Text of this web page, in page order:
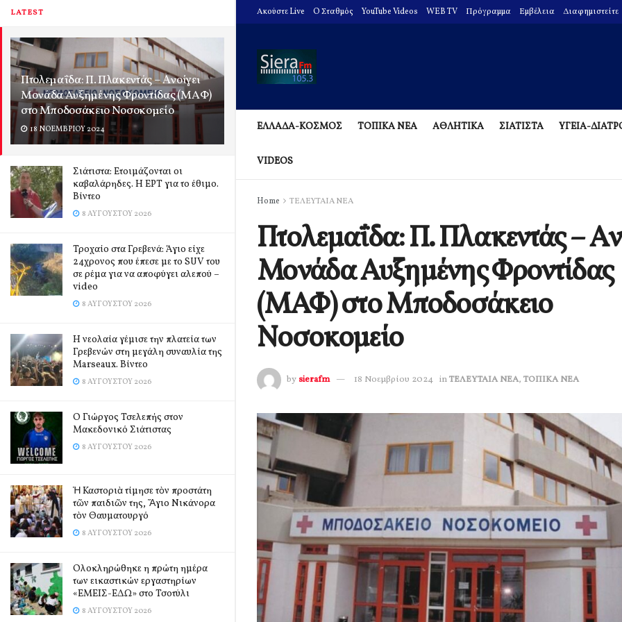
LATEST
Πτολεμαΐδα: Π. Πλακεντάς – Aνοίγει
Μονάδα Αυξημένης Φροντίδας (ΜΑΦ)
στο Μποδοσάκειο Νοσοκομείο
18 ΝΟΕΜΒΡΊΟΥ 2024
Σιάτιστα: Ετοιμάζονται οι
καβαλάρηδες. Η ΕΡΤ για το έθιμο.
Βίντεο
8 ΑΥΓΟΎΣΤΟΥ 2026
Τροχαίο στα Γρεβενά: Άγιο είχε
24χρονος που έπεσε με το SUV του
σε ρέμα για να αποφύγει αλεπού –
video
8 ΑΥΓΟΎΣΤΟΥ 2026
Η νεολαία γέμισε την πλατεία των
Γρεβενών στη μεγάλη συναυλία της
Marseaux. Βίντεο
8 ΑΥΓΟΎΣΤΟΥ 2026
Ο Γιώργος Τσελεπής στον
Μακεδονικό Σιάτιστας
8 ΑΥΓΟΎΣΤΟΥ 2026
Ἡ Καστοριὰ τίμησε τὸν προστάτη
τῶν παιδιῶν της, Ἅγιο Νικάνορα
τὸν Θαυματουργό
8 ΑΥΓΟΎΣΤΟΥ 2026
Ολοκληρώθηκε η πρώτη ημέρα
των εικαστικών εργαστηρίων
«ΕΜΕΙΣ-ΕΔΩ» στο Τσοτύλι
8 ΑΥΓΟΎΣΤΟΥ 2026
Ακούστε Live O Σταθμός YouTube Videos WEB TV Πρόγραμμα Εμβέλεια Διαφημιστείτε
ΕΛΛΑΔΑ-ΚΟΣΜΟΣ ΤΟΠΙΚΑ ΝΕΑ ΑΘΛΗΤΙΚΑ ΣΙΑΤΙΣΤΑ ΥΓΕΙΑ-
VIDEOS
Home ΤΕΛΕΥΤΑΙΑ ΝΕΑ
Πτολεμαΐδα: Π. Πλακεντάς –
Μονάδα Αυξημένης Φροντίδας
(ΜΑΦ) στο Μποδοσάκειο
Νοσοκομείο
by sierafm 18 Νοεμβρίου 2024 inΤΕΛΕΥΤΑΙΑ ΝΕΑ, ΤΟΠΙΚΑ ΝΕΑ